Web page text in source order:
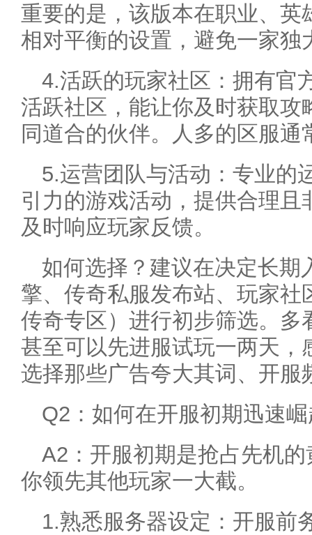
重要的是，该版本在职业、英
相对平衡的设置，避免一家独
4.活跃的玩家社区：拥有官
活跃社区，能让你及时获取攻
同道合的伙伴。人多的区服通
5.运营团队与活动：专业的
引力的游戏活动，提供合理
及时响应玩家反馈。
如何选择？建议在决定长期
擎、传奇私服发布站、玩家
传奇专区）进行初步筛选。多
甚至可以先进服试玩一两天，
选择那些广告夸大其词、开服
Q2：如何在开服初期迅速
A2：开服初期是抢占先机
你领先其他玩家一大截。
1.熟悉服务器设定：开服前